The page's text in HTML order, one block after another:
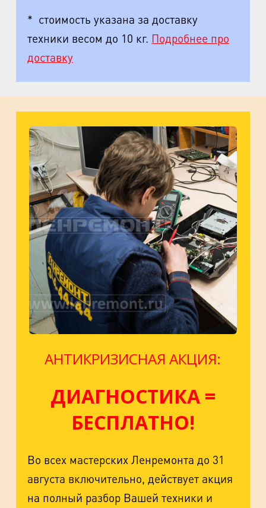
* стоимость указана за доставку
техники весом до 10 кг. Подробнее про
доставку
АНТИКРИЗИСНАЯ АКЦИЯ:
ДИАГНОСТИКА =
БЕСПЛАТНО!
Во всех мастерских Ленремонта до 31
августа включительно, действует акция
на полный разбор Вашей техники и